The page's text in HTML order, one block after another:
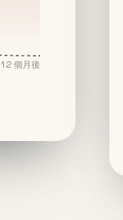
12 個月後